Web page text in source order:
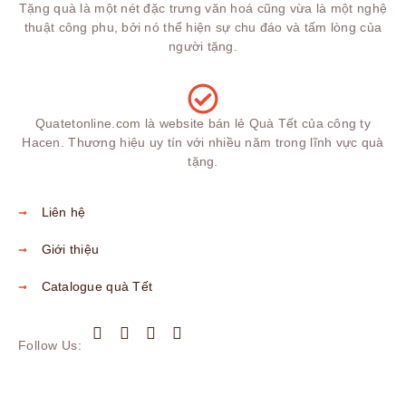
Tặng quà là một nét đặc trưng văn hoá cũng vừa là một nghệ
thuật công phu, bởi nó thể hiện sự chu đáo và tấm lòng của
người tặng.
Quatetonline.com là website bán lẻ Quà Tết của công ty
Hacen. Thương hiệu uy tín với nhiều năm trong lĩnh vực quà
tặng.
Liên hệ
Giới thiệu
Catalogue quà Tết
Follow Us: